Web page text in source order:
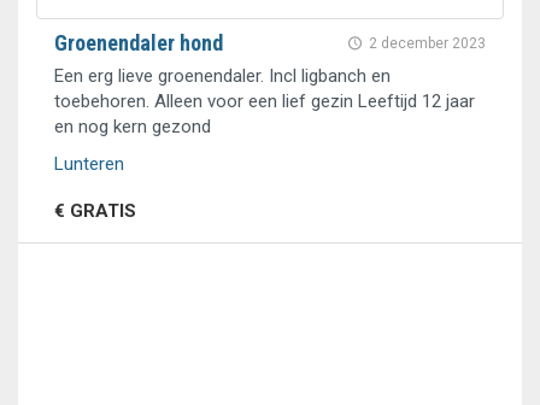
2 december 2023
Groenendaler hond
Een erg lieve groenendaler. Incl ligbanch en
toebehoren. Alleen voor een lief gezin Leeftijd 12 jaar
en nog kern gezond
Lunteren
€ GRATIS